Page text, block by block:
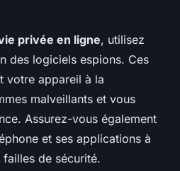
privée en ligne, utilisez
des logiciels espions. Ces
votre appareil à la
malveillants et vous
Assurez-vous également
et ses applications à
de sécurité.